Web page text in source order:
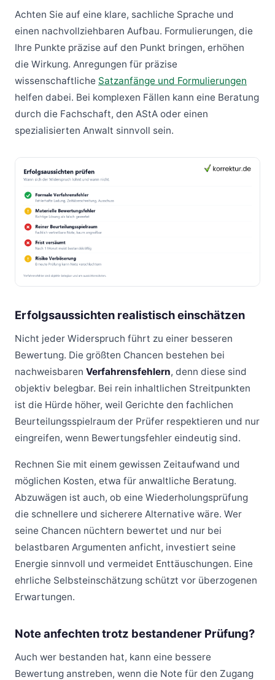
Achten Sie auf eine klare, sachliche Sprache und
einen nachvollziehbaren Aufbau. Formulierungen, die
Ihre Punkte präzise auf den Punkt bringen, erhöhen
die Wirkung. Anregungen für präzise
wissenschaftliche Satzanfänge und Formulierungen
helfen dabei. Bei komplexen Fällen kann eine Beratung
durch die Fachschaft, den AStA oder einen
spezialisierten Anwalt sinnvoll sein.
Erfolgsaussichten realistisch einschätzen
Nicht jeder Widerspruch führt zu einer besseren
Bewertung. Die größten Chancen bestehen bei
nachweisbaren Verfahrensfehlern, denn diese sind
objektiv belegbar. Bei rein inhaltlichen Streitpunkten
ist die Hürde höher, weil Gerichte den fachlichen
Beurteilungsspielraum der Prüfer respektieren und nur
eingreifen, wenn Bewertungsfehler eindeutig sind.
Rechnen Sie mit einem gewissen Zeitaufwand und
möglichen Kosten, etwa für anwaltliche Beratung.
Abzuwägen ist auch, ob eine Wiederholungsprüfung
die schnellere und sicherere Alternative wäre. Wer
seine Chancen nüchtern bewertet und nur bei
belastbaren Argumenten anficht, investiert seine
Energie sinnvoll und vermeidet Enttäuschungen. Eine
ehrliche Selbsteinschätzung schützt vor überzogenen
Erwartungen.
Note anfechten trotz bestandener Prüfung?
Auch wer bestanden hat, kann eine bessere
Bewertung anstreben, wenn die Note für den Zugang